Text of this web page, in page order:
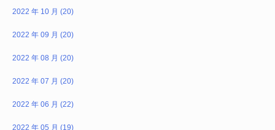
2022 年 10 月 (20)
2022 年 09 月 (20)
2022 年 08 月 (20)
2022 年 07 月 (20)
2022 年 06 月 (22)
2022 年 05 月 (19)